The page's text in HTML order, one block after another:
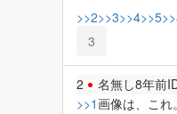
>>2>>3>>4>>5
3
2 名無し8年前
>>1画像は、これ。